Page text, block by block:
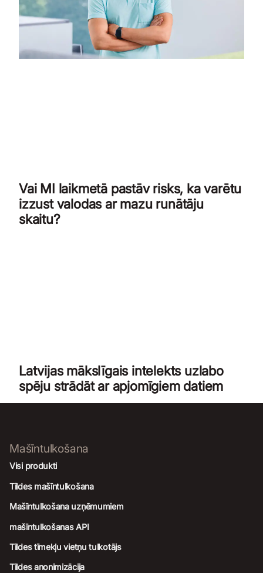
Vai MI laikmetā pastāv risks, ka varētu
izzust valodas ar mazu runātāju
skaitu?
Latvijas mākslīgais intelekts uzlabo
spēju strādāt ar apjomīgiem datiem
Mašīntulkošana
Visi produkti
Tildes mašīntulkošana
Mašīntulkošana uzņēmumiem
mašīntulkošanas API
Tildes tīmekļu vietņu tulkotājs
Tildes anonimizācija